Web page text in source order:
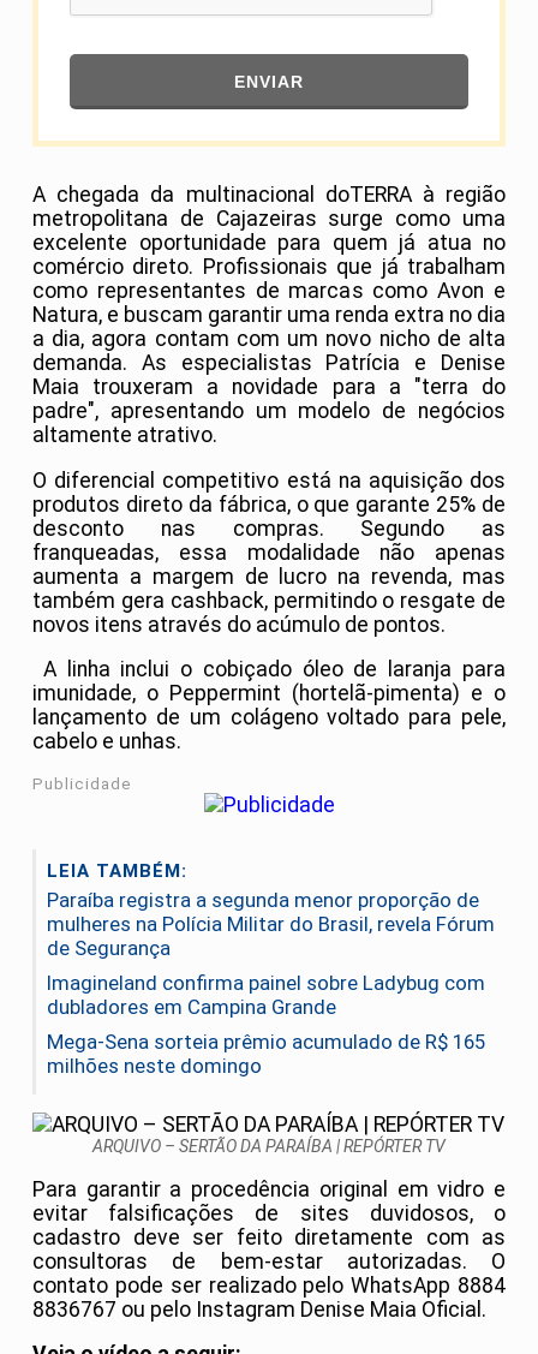
ENVIAR
A chegada da multinacional doTERRA à região
metropolitana de Cajazeiras surge como uma
excelente oportunidade para quem já atua no
comércio direto. Profissionais que já trabalham
como representantes de marcas como Avon e
Natura, e buscam garantir uma renda extra no dia
a dia, agora contam com um novo nicho de alta
demanda. As especialistas Patrícia e Denise
Maia trouxeram a novidade para a "terra do
padre", apresentando um modelo de negócios
altamente atrativo.
O diferencial competitivo está na aquisição dos
produtos direto da fábrica, o que garante 25% de
desconto nas compras. Segundo as
franqueadas, essa modalidade não apenas
aumenta a margem de lucro na revenda, mas
também gera cashback, permitindo o resgate de
novos itens através do acúmulo de pontos.
A linha inclui o cobiçado óleo de laranja para
imunidade, o Peppermint (hortelã-pimenta) e o
lançamento de um colágeno voltado para pele,
cabelo e unhas.
Publicidade
LEIA TAMBÉM:
Paraíba registra a segunda menor proporção de
mulheres na Polícia Militar do Brasil, revela Fórum
de Segurança
Imagineland confirma painel sobre Ladybug com
dubladores em Campina Grande
Mega-Sena sorteia prêmio acumulado de R$ 165
milhões neste domingo
ARQUIVO – SERTÃO DA PARAÍBA | REPÓRTER TV
Para garantir a procedência original em vidro e
evitar falsificações de sites duvidosos, o
cadastro deve ser feito diretamente com as
consultoras de bem-estar autorizadas. O
contato pode ser realizado pelo WhatsApp 8884
8836767 ou pelo Instagram Denise Maia Oficial.